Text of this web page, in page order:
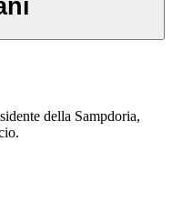
della Sampdoria,